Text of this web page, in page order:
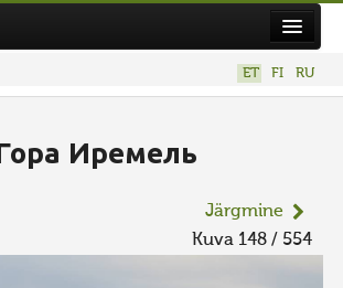
ET FI RU
Гора Иремель
Järgmine
Kuva 148 / 554